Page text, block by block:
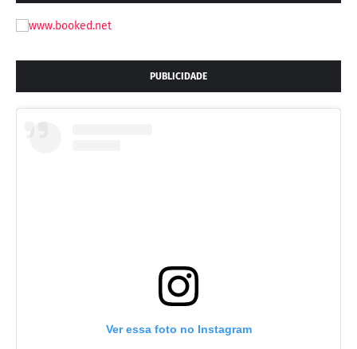
PUBLICIDADE
Ver essa foto no Instagram